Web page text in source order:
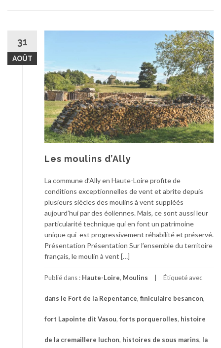
31
AOÛT
Les moulins d’Ally
La commune d’Ally en Haute-Loire profite de
conditions exceptionnelles de vent et abrite depuis
plusieurs siècles des moulins à vent suppléés
aujourd’hui par des éoliennes. Mais, ce sont aussi leur
particularité technique qui en font un patrimoine
unique qui est progressivement réhabilité et préservé.
Présentation Présentation Sur l’ensemble du territoire
français, le moulin à vent […]
Publié dans : Haute-Loire, Moulins Étiqueté avec
dans le Fort de la Repentance, finiculaire besancon,
fort Lapointe dit Vasou, forts porquerolles, histoire
de la cremaillere luchon, histoires de sous marins, la